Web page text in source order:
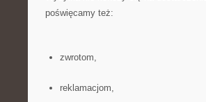
poświęcamy też:
zwrotom,
reklamacjom,